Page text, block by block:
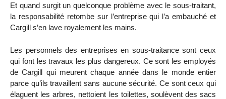
Et quand surgit un quelconque problème avec le sous-traitant,
la responsabilité retombe sur l’entreprise qui l’a embauché et
Cargill s’en lave royalement les mains.
Les personnels des entreprises en sous-traitance sont ceux
qui font les travaux les plus dangereux. Ce sont les employés
de Cargill qui meurent chaque année dans le monde entier
parce qu’ils travaillent sans aucune sécurité. Ce sont ceux qui
élaguent les arbres, nettoient les toilettes, soulèvent des sacs